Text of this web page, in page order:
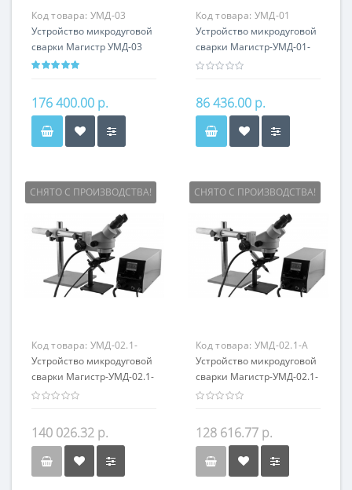
Код товара: УМД-03
Устройство микродуговой
сварки Магистр УМД-03
176 400.00 р.
Код товара: УМД-01
Устройство микродуговой
сварки Магистр-УМД-01-
мини
86 436.00 р.
СНЯТО С ПРОИЗВОДСТВА!
Код товара: УМД-02.1-
250-А
Устройство микродуговой
сварки Магистр-УМД-02.1-
250-А
140 026.32 р.
СНЯТО С ПРОИЗВОДСТВА!
Код товара: УМД-02.1-А
Устройство микродуговой
сварки Магистр-УМД-02.1-
А
128 616.77 р.